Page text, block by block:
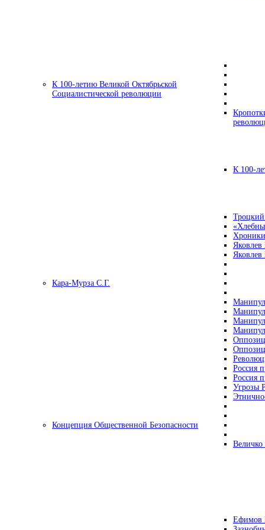
К 100-летию Великой Октябрьской
Социалистической революции
К 100-
Кара-Мурза С.Г.
Россия
Россия
Угрозы
Концепция Общественной Безопасности
Ефимов